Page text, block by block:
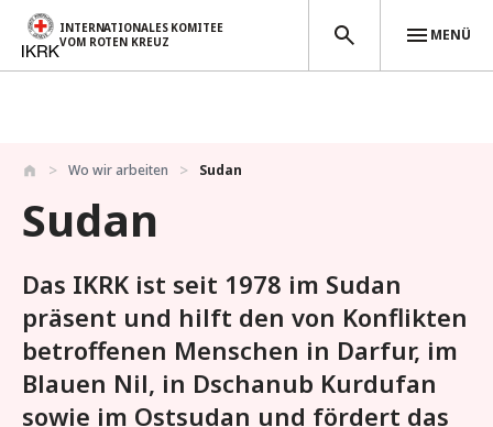
Direkt zum Inhalt
INTERNATIONALES KOMITEE
VOM ROTEN KREUZ
MENÜ
Wo wir arbeiten Sudan
Sudan
Das IKRK ist seit 1978 im Sudan
präsent und hilft den von Konflikten
betroffenen Menschen in Darfur, im
Blauen Nil, in Dschanub Kurdufan
sowie im Ostsudan und fördert das